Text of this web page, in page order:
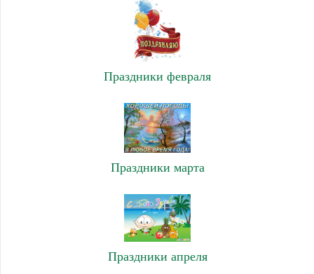
Праздники февраля
Праздники марта
Праздники апреля